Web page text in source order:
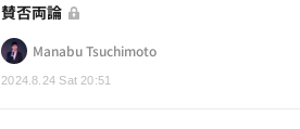
2024.8.24 Sat 20:51
賛否両論
Manabu Tsuchimoto